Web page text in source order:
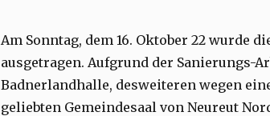
Am Sonntag, dem 16. Oktober 22 wurde
ausgetragen. Aufgrund der Sanierungs-
Badnerlandhalle, desweiteren wegen
geliebten Gemeindesaal von Neureut